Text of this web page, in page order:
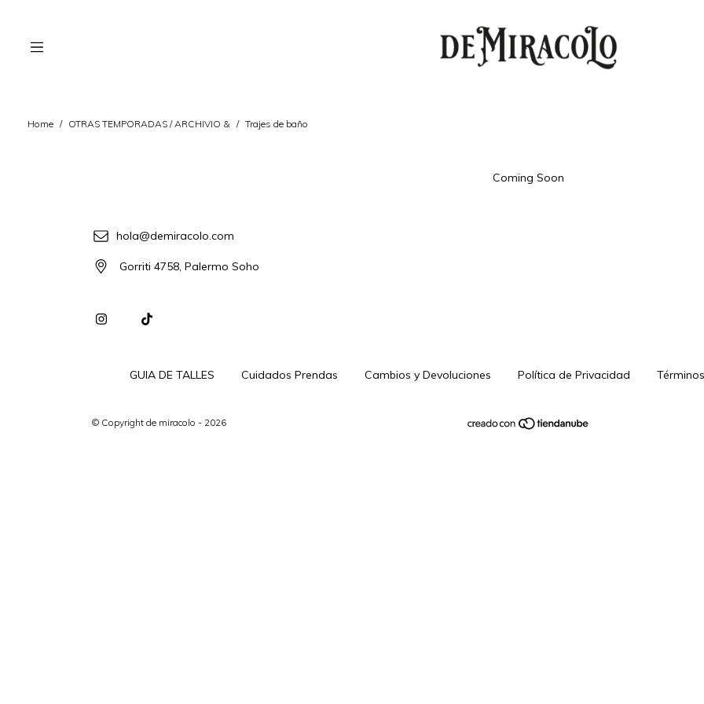
Home / OTRAS TEMPORADAS / ARCHIVIO & / Trajes de baño
Coming Soon
hola@demiracolo.com
Gorriti 4758, Palermo Soho
GUIA DE TALLES Cuidados Prendas Cambios y Devoluciones Política de Privacidad
© Copyright de miracolo - 2026